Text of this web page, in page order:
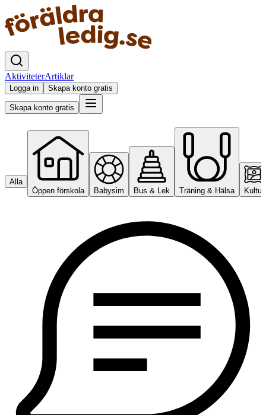
AktiviteterArtiklar
Logga in Skapa konto gratis
Skapa konto gratis
Alla
Öppen förskola
Babysim Bus & Lek Träning & Hälsa Kultur